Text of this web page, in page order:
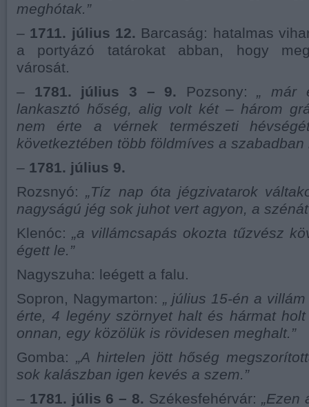
meghótak.”
– 1711. július 12. Barcaság: hatalmas
a portyázó tatárokat abban, hogy
városát.
– 1781. július 3 – 9. Pozsony:„ már
lankasztó hőség, alig volt két – három
nem érte a vérnek természeti
következtében több földmíves a szabadban
– 1781. július 9.
Rozsnyó:„Tíz nap óta jégzivatarok
nagyságú jég sok juhot vert agyon, a
Klenóc:„a villámcsapás okozta tűzvész
égett le.”
Nagyszuha: leégett a falu.
Sopron, Nagymarton: „ július 15-én a
érte, 4 legény szörnyet halt és hármat
onnan, egy közölük is rövidesen meghalt.”
Gomba: „A hirtelen jött hőség
sok kalászban igen kevés a szem.”
– 1781. júlis 6 – 8. Székesfehérvár: „Ezen